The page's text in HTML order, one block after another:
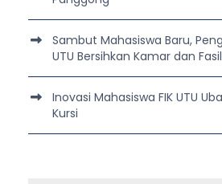
Sambut Mahasiswa Baru,
UTU Bersihkan Kamar dan
Inovasi Mahasiswa FIK UTU
Kursi